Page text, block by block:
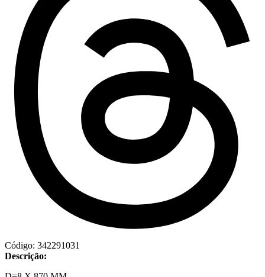
Código: 342291031
Descrição: